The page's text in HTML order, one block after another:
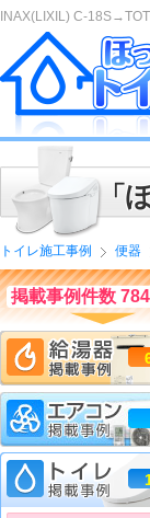
INAX(LIXIL) C-
「
トイレ施工事例 便器
掲載事例件数